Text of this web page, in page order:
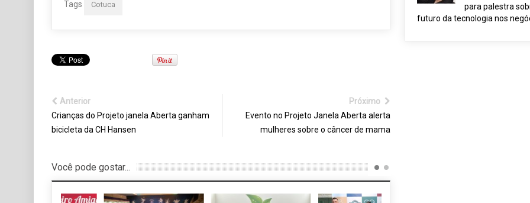
Tags Cotuca
Anterior
Crianças do Projeto janela Aberta ganham
bicicleta da CH Hansen
Próximo
Evento no Projeto Janela Aberta alerta
mulheres sobre o câncer de mama
Você pode gostar...
para palestra
futuro da tecnologia nos